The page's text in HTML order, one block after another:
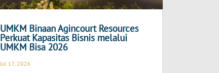
UMKM Binaan Agincourt Resources
Perkuat Kapasitas Bisnis melalui
UMKM Bisa 2026
Jul 17, 2026